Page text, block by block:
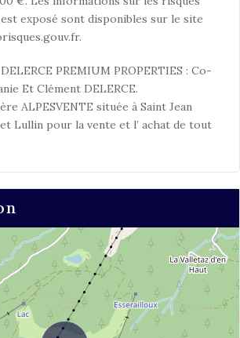
est exposé sont disponibles sur le site
PREMIUM PROPERTIES : Co-
Et Clément DELERCE.
ALPESVENTE située à Saint Jean
et Lullin pour la vente et l’ achat de tout